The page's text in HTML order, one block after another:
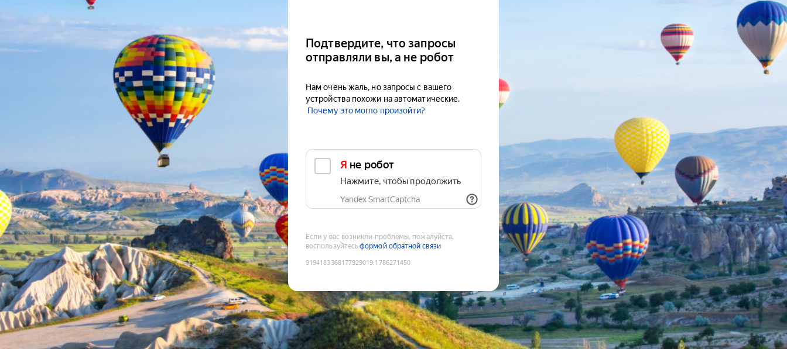
Подтвердите, что запросы
отправляли вы, а не робот
Нам очень жаль, но запросы с вашего
устройства похожи на автоматические.
Почему это могло произойти?
Я не робот
Нажмите, чтобы продолжить
Yandex SmartCaptcha
Если у вас возникли проблемы, пожалуйста,
воспользуйтесьформой обратной связи
9194183368177929019:1786271450